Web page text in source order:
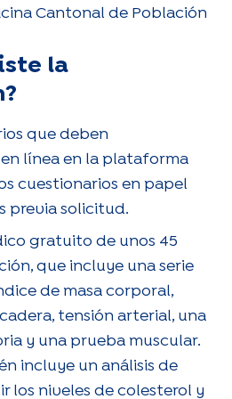
Cantonal de Población
la
que deben
línea en la plataforma
cuestionarios en papel
previa solicitud.
gratuito de unos 45
que incluye una serie
de masa corporal,
tensión arterial, una
y una prueba muscular.
incluye un análisis de
los niveles de colesterol y